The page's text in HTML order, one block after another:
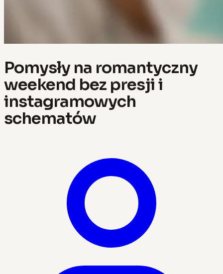
Pomysły na romantyczny
weekend bez presji i
instagramowych
schematów